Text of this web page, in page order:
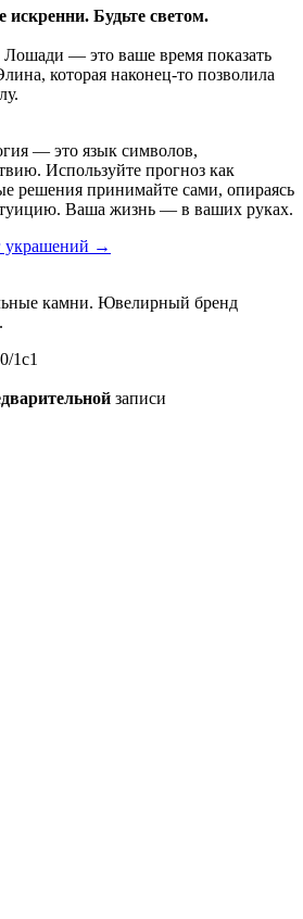
искренни. Будьте светом.
— это ваше время показать
которая наконец-то позволила
— это язык символов,
Используйте прогноз как
решения принимайте сами, опираясь
Ваша жизнь — в ваших руках.
украшений →
камни. Ювелирный бренд
1с1
записи